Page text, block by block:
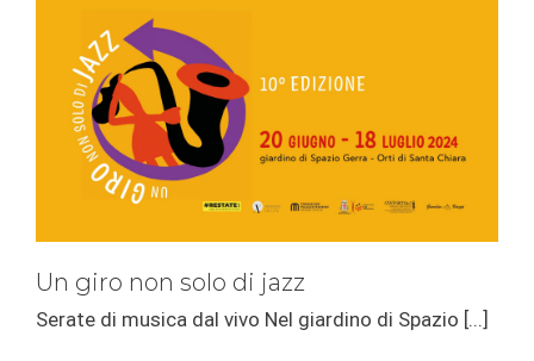
Un giro non solo di jazz
Serate di musica dal vivo Nel giardino di Spazio [...]